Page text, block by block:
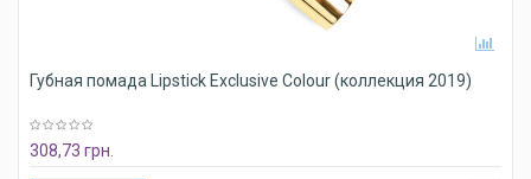
Губная помада Lipstick Exclusive Colour (коллекция 2019)
308,73 грн.